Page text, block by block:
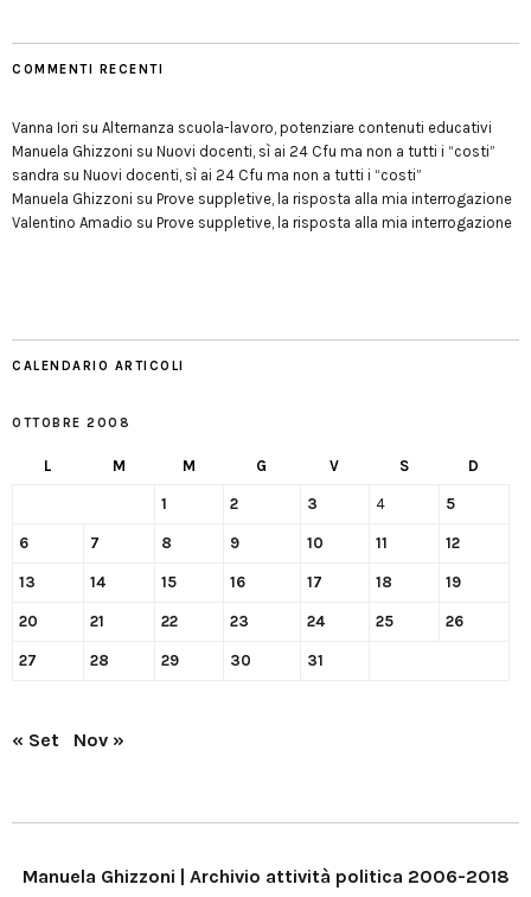
COMMENTI RECENTI
Vanna Iori su Alternanza scuola-lavoro, potenziare contenuti educativi
Manuela Ghizzoni su Nuovi docenti, sì ai 24 Cfu ma non a tutti i “costi”
sandra su Nuovi docenti, sì ai 24 Cfu ma non a tutti i “costi”
Manuela Ghizzoni su Prove suppletive, la risposta alla mia interrogazione
Valentino Amadio su Prove suppletive, la risposta alla mia interrogazione
CALENDARIO ARTICOLI
OTTOBRE 2008
L M M G V S D
1 2 3 4 5
6 7 8 9 10 11 12
13 14 15 16 17 18 19
20 21 22 23 24 25 26
27 28 29 30 31
« Set Nov »
Manuela Ghizzoni | Archivio attività politica 2006-2018